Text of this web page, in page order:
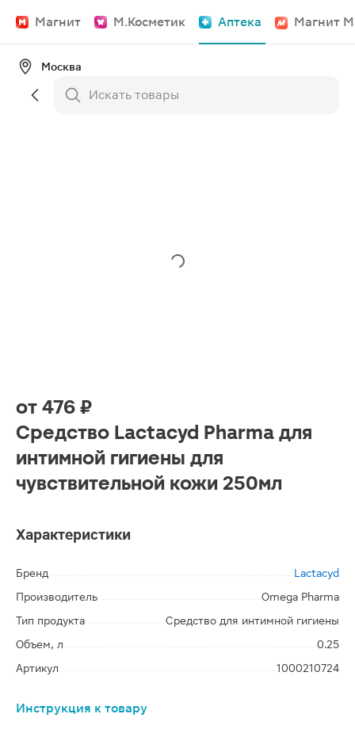
Магнит М.Косметик Аптека Магнит
Москва
от 476 ₽
Средство Lactacyd Pharma для
интимной гигиены для
чувствительной кожи 250мл
Характеристики
Бренд
Lactacyd
Производитель
Omega Pharma
Тип продукта
Средство для интимной гигиены
Объем, л
0.25
Артикул
1000210724
Инструкция к товару